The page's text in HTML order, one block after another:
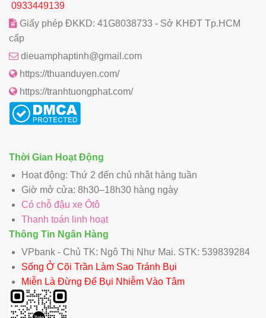
0933449139
Giấy phép ĐKKD: 41G8038733 - Sở KHĐT Tp.HCM
cấp
dieuamphaptinh@gmail.com
https://thuanduyen.com/
https://tranhtuongphat.com/
Thời Gian Hoạt Động
Hoạt động: Thứ 2 đến chủ nhật hàng tuần
Giờ mở cửa: 8h30–18h30 hàng ngày
Có chỗ đậu xe Ôtô
Thanh toán linh hoạt
Thông Tin Ngân Hàng
VPbank - Chủ TK: Ngô Thị Như Mai. STK: 539839284
Sống Ở Cõi Trần Làm Sao Tránh Bụi
Miễn Là Đừng Để Bụi Nhiễm Vào Tâm